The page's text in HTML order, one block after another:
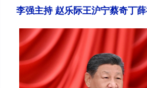
李强主持 赵乐际王沪宁蔡奇丁